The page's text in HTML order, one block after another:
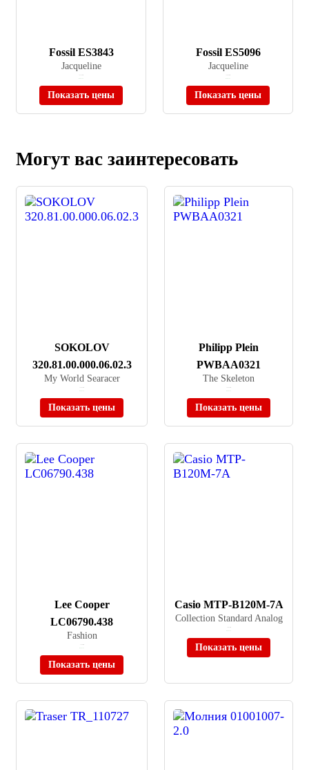
Fossil ES3843
Jacqueline
Показать цены
Fossil ES5096
Jacqueline
Показать цены
Могут вас заинтересовать
SOKOLOV
320.81.00.000.06.02.3
My World Searacer
Показать цены
Philipp Plein
PWBAA0321
The Skeleton
Показать цены
Lee Cooper
LC06790.438
Fashion
Показать цены
Casio MTP-B120M-7A
Collection Standard Analog
Показать цены